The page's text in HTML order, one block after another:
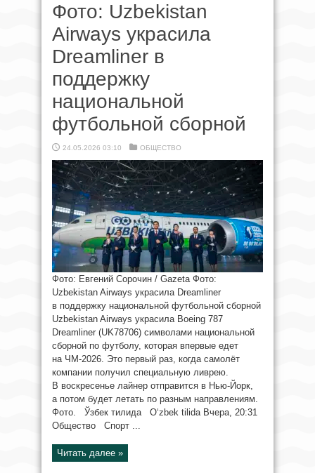
Фото: Uzbekistan
Airways украсила
Dreamliner в
поддержку
национальной
футбольной сборной
24.05.2026 03:10 ОБЩЕСТВО
Фото: Евгений Сорочин / Gazeta Фото:
Uzbekistan Airways украсила Dreamliner
в поддержку национальной футбольной сборной
Uzbekistan Airways украсила Boeing 787
Dreamliner (UK78706) символами национальной
сборной по футболу, которая впервые едет
на ЧМ-2026. Это первый раз, когда самолёт
компании получил специальную ливрею.
В воскресенье лайнер отправится в Нью-Йорк,
а потом будет летать по разным направлениям.
Фото. Ўзбек тилида O‘zbek tilida Вчера, 20:31
Общество Спорт ...
Читать далее »